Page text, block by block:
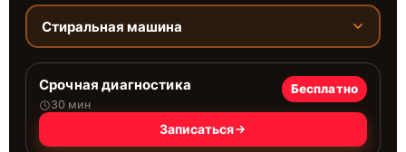
Стиральная машина
Срочная диагностика
30 мин
Бесплатно
Записаться